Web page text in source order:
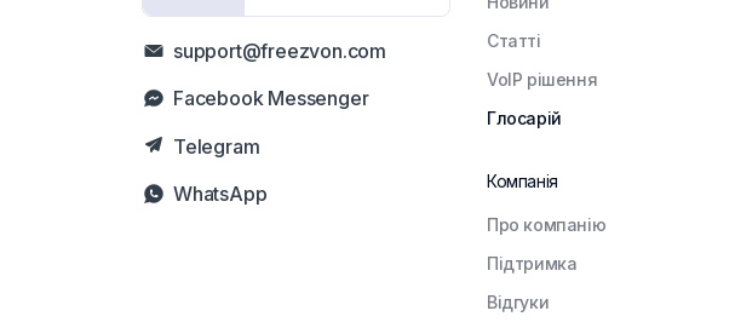
support@freezvon.com
Facebook Messenger
Telegram
WhatsApp
Статті
VoIP рішення
Глосарій
Компанія
Про компанію
Підтримка
Відгуки